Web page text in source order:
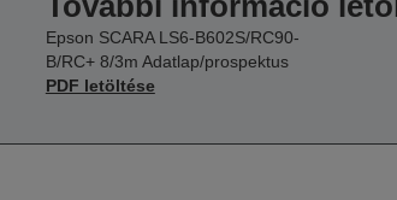
Epson SCARA LS6-B602S/RC90-
B/RC+ 8/3m Adatlap/prospektus
PDF letöltése